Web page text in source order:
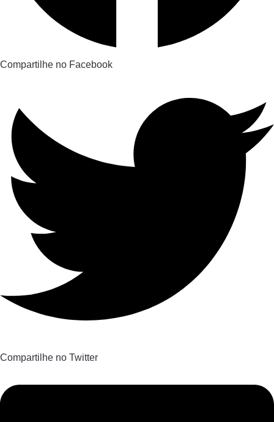
Compartilhe no Facebook
Compartilhe no Twitter